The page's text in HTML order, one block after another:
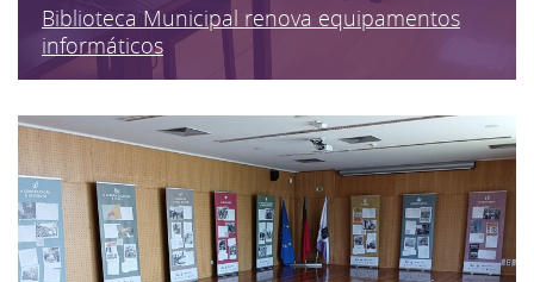
Biblioteca Municipal renova equipamentos
informáticos